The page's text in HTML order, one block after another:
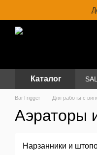
Перейти к основному
Каталог
BarTrigger Для работы с
Аэраторы
Нарзанники и